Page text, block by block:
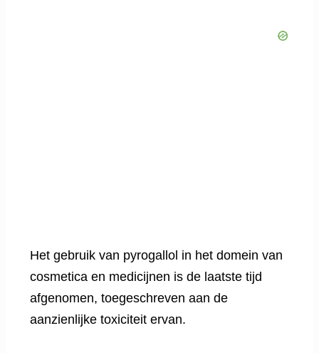
Het gebruik van pyrogallol in het domein van
cosmetica en medicijnen is de laatste tijd
afgenomen, toegeschreven aan de
aanzienlijke toxiciteit ervan.